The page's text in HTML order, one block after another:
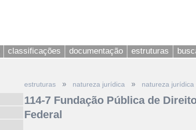
classificações documentação estruturas
estruturas » natureza jurídica » natureza jurídica
114-7 Fundação Pública de
Federal